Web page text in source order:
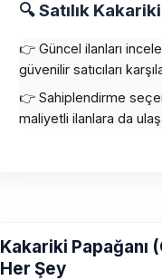
🔍 Satılık
👉 Güncel ilanları
güvenilir satıcıları
👉 Sahiplendirme
maliyetli ilanlara da
Kakariki Papağanı
Her Şey